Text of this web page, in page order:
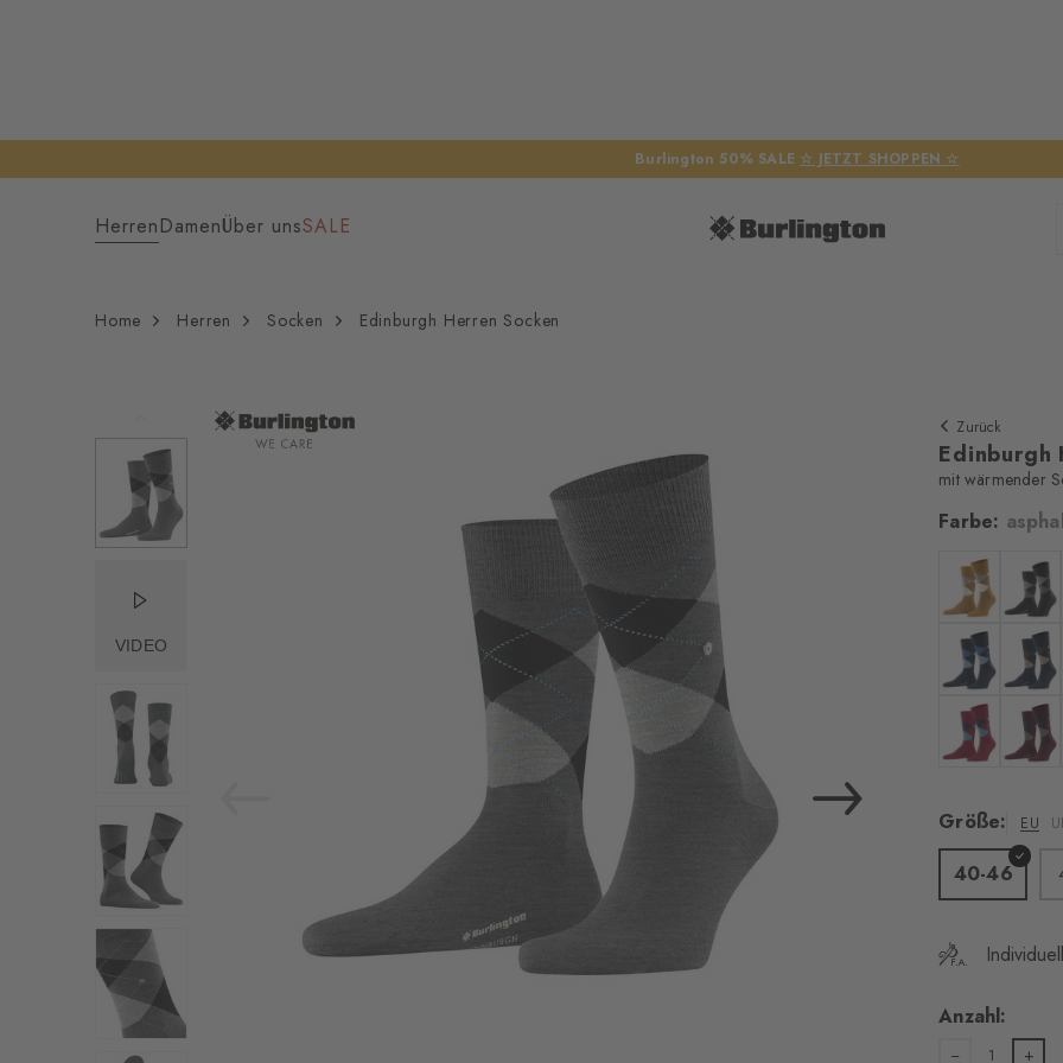
Burlington 50% SALE ☆ JETZT SHOPPEN ☆
HerrenDamenÜber unsSALE
Home Herren Socken Edinburgh Herren Socken
Wir
Einwilligung,
Service
Es werden
Vimeo übermittelt.
Ihre Einwilligung
Einstellungen“ am
Zurück
Edinburgh
mit wärmender
Farbe:
Farbe: amber
Farbe: marine
Größe:
EU
40-46
Anzahl:
1